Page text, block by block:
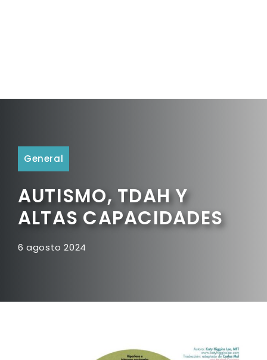
General
AUTISMO, TDAH Y
ALTAS CAPACIDADES
6 agosto 2024